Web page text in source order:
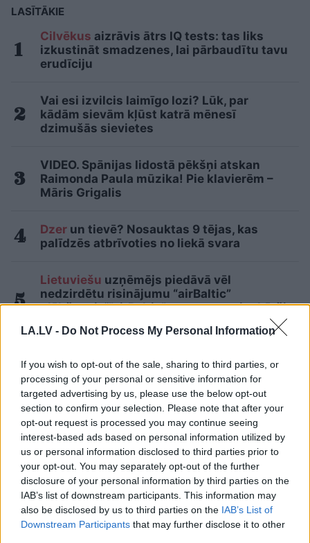
LA.LV - Do Not Process My Personal Information
If you wish to opt-out of the sale, sharing to third parties, or
processing of your personal or sensitive information for
targeted advertising by us, please use the below opt-out
section to confirm your selection. Please note that after your
opt-out request is processed you may continue seeing
interest-based ads based on personal information utilized by
us or personal information disclosed to third parties prior to
your opt-out. You may separately opt-out of the further
disclosure of your personal information by third parties on the
IAB’s list of downstream participants. This information may
also be disclosed by us to third parties on the IAB’s List of
Downstream Participants that may further disclose it to other
LASĪTĀKIE
Cilvēkus aizrāvis ātrs IQ tests: tas liks
izkustināt smadzenes, lai pārbaudītu tavu
erudīciju
Vai esi izvilcis laimīgo lozi? Lūk, par
kādām sievām kļūst katrā mēnesī
dzimušās sievietes
VIDEO. Spānijas lidostā pēkšņi atskan
Raimonda Paula mūzika! Pie klavierēm –
Māris Grigalis
Dzer un tievē? Nosauktas 9 tējas, kas
palīdzēs atbrīvoties no liekā svara
Lietuviešu uzņēmējs piedāvā vēl
nedzirdētu risinājumu “airBaltic”
glābšanai: “”airBaltic” mums nav vienkārši